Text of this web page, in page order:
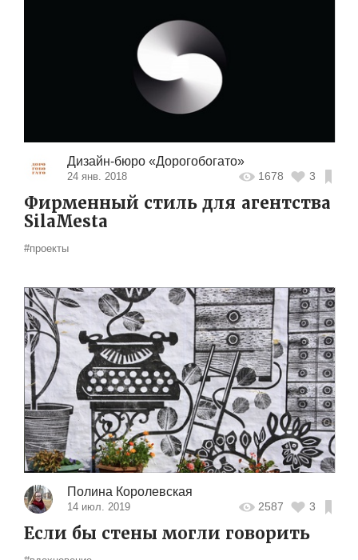
Дизайн-бюро «Дорогобогато»
24 янв. 2018 1678 3
Фирменный стиль для агентства
SilaMesta
#проекты
Полина Королевская
14 июл. 2019 2587 3
Если бы стены могли говорить